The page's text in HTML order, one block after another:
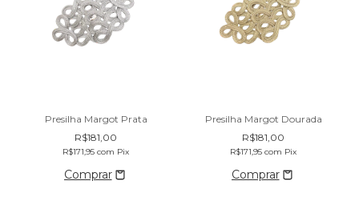
Presilha Margot Prata
R$181,00
R$171,95 com Pix
Presilha Margot Dourada
R$181,00
R$171,95 com Pix